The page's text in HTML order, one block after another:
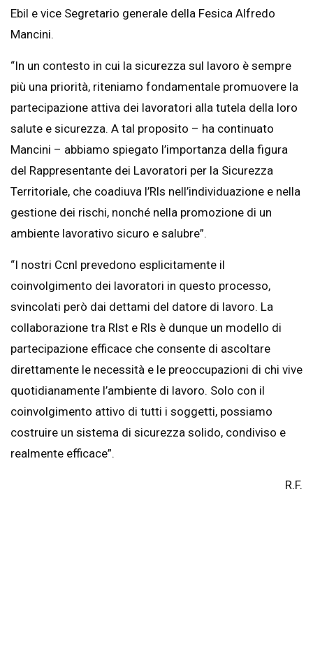
Ebil e vice Segretario generale della Fesica Alfredo
Mancini.
“In un contesto in cui la sicurezza sul lavoro è sempre
più una priorità, riteniamo fondamentale promuovere la
partecipazione attiva dei lavoratori alla tutela della loro
salute e sicurezza. A tal proposito – ha continuato
Mancini – abbiamo spiegato l’importanza della figura
del Rappresentante dei Lavoratori per la Sicurezza
Territoriale, che coadiuva l’Rls nell’individuazione e nella
gestione dei rischi, nonché nella promozione di un
ambiente lavorativo sicuro e salubre”.
“I nostri Ccnl prevedono esplicitamente il
coinvolgimento dei lavoratori in questo processo,
svincolati però dai dettami del datore di lavoro. La
collaborazione tra Rlst e Rls è dunque un modello di
partecipazione efficace che consente di ascoltare
direttamente le necessità e le preoccupazioni di chi vive
quotidianamente l’ambiente di lavoro. Solo con il
coinvolgimento attivo di tutti i soggetti, possiamo
costruire un sistema di sicurezza solido, condiviso e
realmente efficace”.
R.F.